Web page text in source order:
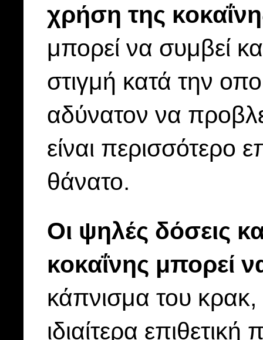
χρήση της
μπορεί να συμβεί
στιγμή κατά την
αδύνατον να
είναι περισσότερο
θάνατο.
Οι ψηλές δόσεις
κοκαΐνης μπορεί
κάπνισμα του κρακ,
ιδιαίτερα